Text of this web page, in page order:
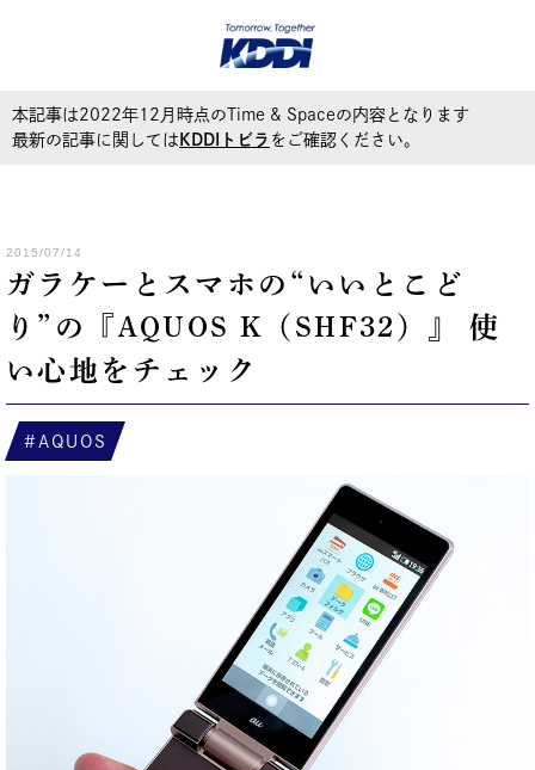
本記事は2022年12月時点のTime & Spaceの内容となります
最新の記事に関しては KDDIトビラ をご確認ください。
2015/07/14
ガラケーとスマホの“いいとこど
り”の『AQUOS K（SHF32）』 使
い心地をチェック
AQUOS